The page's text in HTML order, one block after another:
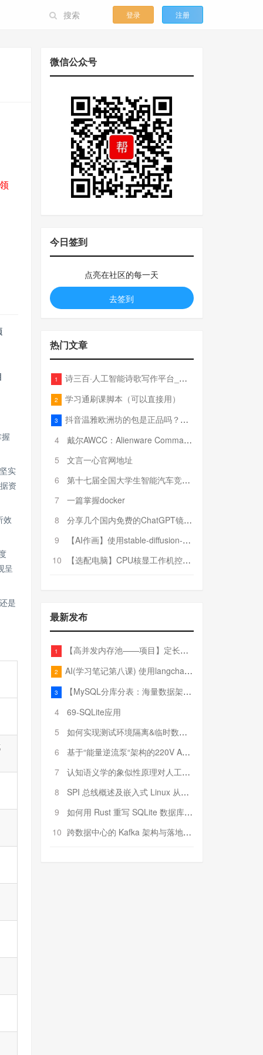
登录 注册
实
资
效
呈
是
微信公众号
今日签到
点亮在社区的每一天
去签到
热门文章
1 诗三百·人工智能诗歌写作平台_在线作诗机_藏头诗生成器_电脑对联_姓名作诗
2 学习通刷课脚本（可以直接用）
3
抖音温雅欧洲坊的包是正品吗？温雅卖的包为啥那么便宜？
4
戴尔AWCC：Alienware Command Center 故障排除方法，里面附有超全详解呦，快来快来，欢迎观看~
5
文言一心官网地址
6
第十七届全国大学生智能汽车竞赛全国总决赛参赛队伍奖项公告
7
一篇掌握docker
8
分享几个国内免费的ChatGPT镜像网址(亲测有效-4月25日更新)
9
【AI作画】使用stable-diffusion-webui搭建AI作画平台
10
【选配电脑】CPU核显工作机控制预算5000
最新发布
1 【高并发内存池——项目】定长内存池——开胃小菜
2 AI(学习笔记第八课) 使用langchain的embedding models
3
【MySQL分库分表：海量数据架构的终极解决方案】
4
69-SQLite应用
5
如何实现测试环境隔离&临时数据库（pytest+SQLite）
6
基于“能量逆流泵“架构的220V AC至20V DC 300W高效电源设计
7
认知语义学的象似性原理对人工智能自然语言处理深层语义分析的影响与启示
8
SPI 总线概述及嵌入式 Linux 从属 SPI 设备驱动程序开发（第二部分，实践）
9
如何用 Rust 重写 SQLite 数据库（二）:是否有市场空间？
10 跨数据中心的 Kafka 架构与落地实战